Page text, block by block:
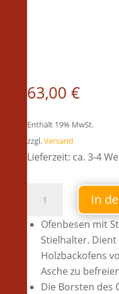
63,00 €
Enthält 19% MwSt.
zzgl.Versand
Lieferzeit: ca. 3-4
Ofenbesen
Menge
In
Ofenbesen mit
Stielhalter.
Holzbackofens
Asche zu
Die Borsten des